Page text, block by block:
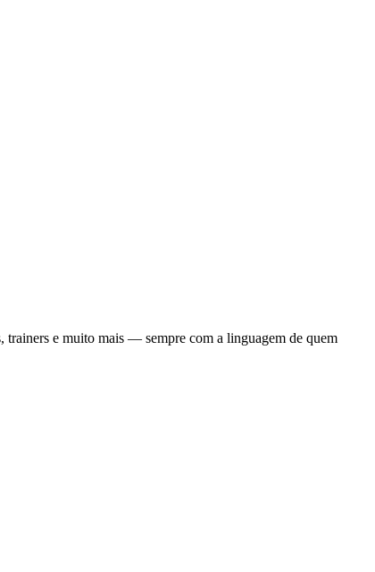
trainers e muito mais — sempre com a linguagem de quem